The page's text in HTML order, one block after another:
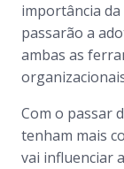
importância
passarão a
ambas as
Com o passar
tenham mais
vai influenciar